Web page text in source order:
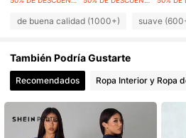
4,83 25K Seguidores
4,83
4,83 25K Seguidores
de buena calidad (1000+) suave
También Podría Gustarte
Recomendados Ropa Interior y Ropa